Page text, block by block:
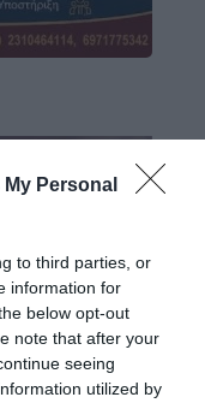
Personal
to third parties, or
information for
below opt-out
note that after your
seeing
utilized by